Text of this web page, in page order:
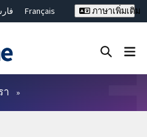
Français
简体中文
ภาษาเพิ่มเติม
า